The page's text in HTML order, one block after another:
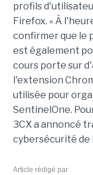
profils
Firefox. « À
confirmer que le
est également
cours porte sur
l'extension
utilisée pour
SentinelOne.
3CX a annoncé
cybersécurité de
Article rédigé par